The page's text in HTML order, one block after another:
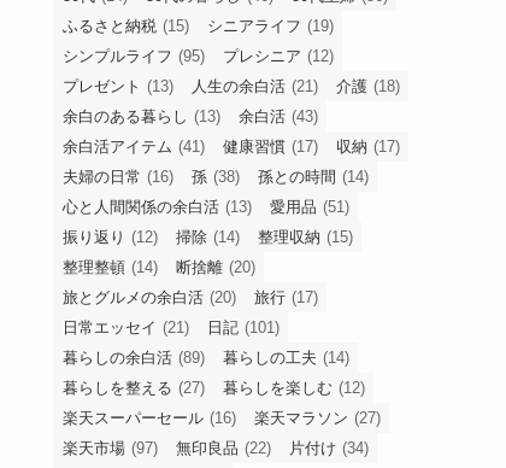
ふるさと納税 (15) シニアライフ (19)
シンプルライフ (95) プレシニア (12)
プレゼント (13) 人生の余白活 (21) 介護 (18)
余白のある暮らし (13) 余白活 (43)
余白活アイテム (41) 健康習慣 (17) 収納 (17)
夫婦の日常 (16) 孫 (38) 孫との時間 (14)
心と人間関係の余白活 (13) 愛用品 (51)
振り返り (12) 掃除 (14) 整理収納 (15)
整理整頓 (14) 断捨離 (20)
旅とグルメの余白活 (20) 旅行 (17)
日常エッセイ (21) 日記 (101)
暮らしの余白活 (89) 暮らしの工夫 (14)
暮らしを整える (27) 暮らしを楽しむ (12)
楽天スーパーセール (16) 楽天マラソン (27)
楽天市場 (97) 無印良品 (22) 片付け (34)